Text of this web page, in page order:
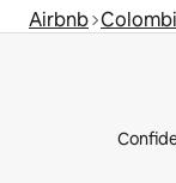
Airbnb